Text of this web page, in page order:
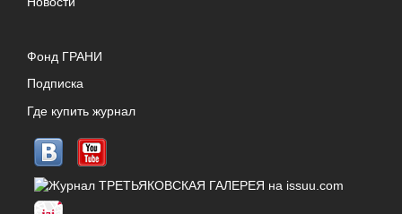
Фонд ГРАНИ
Подписка
Где купить журнал